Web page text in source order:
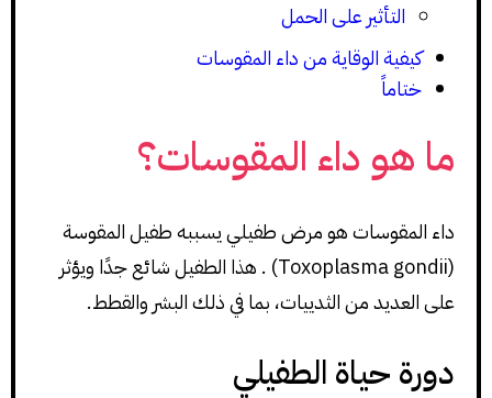
التأثير على الحمل
كيفية الوقاية من داء المقوسات
ختاماً
ما هو داء المقوسات؟
داء المقوسات هو مرض طفيلي يسببه طفيل المقوسة
(Toxoplasma gondii) . هذا الطفيل شائع جدًا ويؤثر
على العديد من الثدييات، بما في ذلك البشر والقطط.
دورة حياة الطفيلي